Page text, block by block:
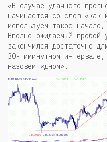
«В случае удачного
начинается со слов
используем такое
Вполне ожидаемый
закончился достаточно
30-тиминутном
назовем «дном».